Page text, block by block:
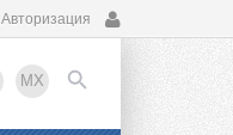
Авторизация
MX